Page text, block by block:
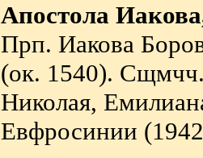
Апостола
Прп. Иакова
(ок. 1540).
Николая,
Евфросинии